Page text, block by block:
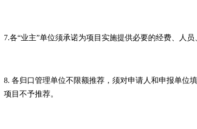
7.各“业主”单位须承诺为项目实施提供必要的经费、人
8. 各归口管理单位不限额推荐，须对申请人和申报单位
项目不予推荐。